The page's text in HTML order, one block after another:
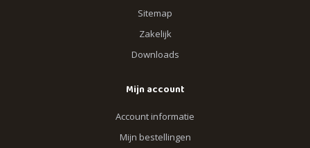
Sitemap
Zakelijk
Downloads
Mijn account
Account informatie
Mijn bestellingen